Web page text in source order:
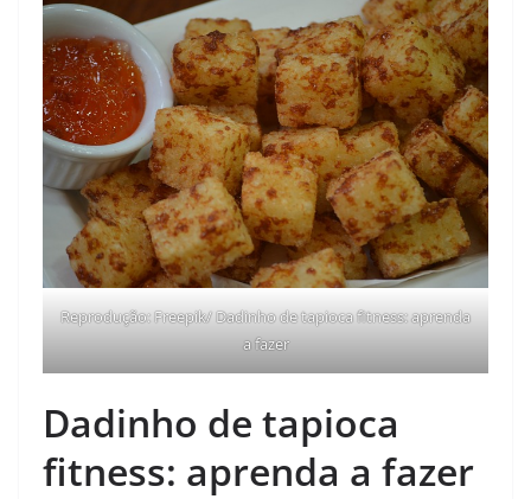
Reprodução: Freepik/ Dadinho de tapioca fitness: aprenda
a fazer
Dadinho de tapioca
fitness: aprenda a fazer